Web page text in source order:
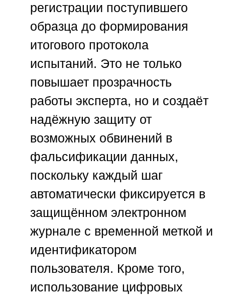
регистрации поступившего
образца до формирования
итогового протокола
испытаний. Это не только
повышает прозрачность
работы эксперта, но и создаёт
надёжную защиту от
возможных обвинений в
фальсификации данных,
поскольку каждый шаг
автоматически фиксируется в
защищённом электронном
журнале с временной меткой и
идентификатором
пользователя. Кроме того,
использование цифровых